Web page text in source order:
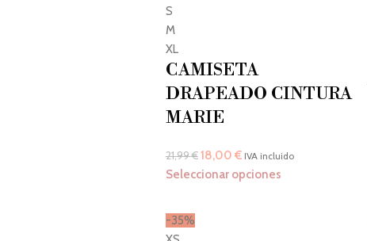
S
M
XL
CAMISETA
DRAPEADO CINTURA
MARIE
21,99€ 18,00 € IVA incluido
Seleccionar opciones
-35%